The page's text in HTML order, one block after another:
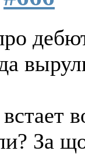
За